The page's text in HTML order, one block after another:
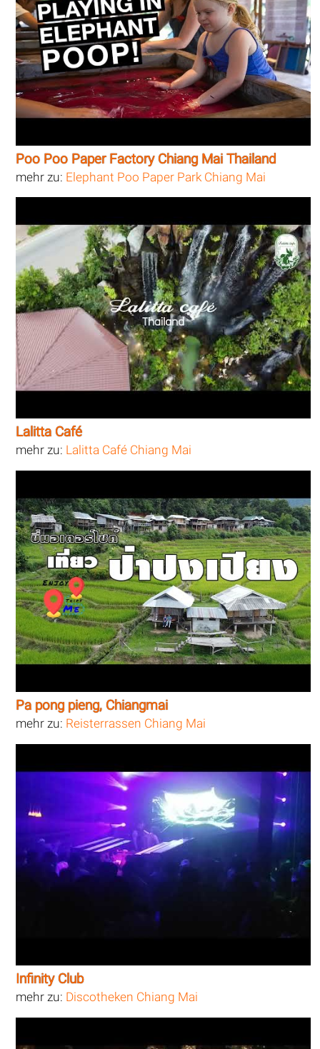
Poo Poo Paper Factory Chiang Mai Thailand
mehr zu: Elephant Poo Paper Park Chiang Mai
Lalitta Café
mehr zu: Lalitta Café Chiang Mai
Pa pong pieng, Chiangmai
mehr zu: Reisterrassen Chiang Mai
Infinity Club
mehr zu: Discotheken Chiang Mai